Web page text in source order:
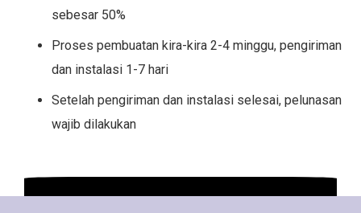
sebesar 50%
Proses pembuatan kira-kira 2-4 minggu, pengiriman
dan instalasi 1-7 hari
Setelah pengiriman dan instalasi selesai, pelunasan
wajib dilakukan